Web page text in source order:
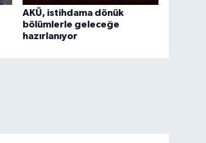
AKÜ, istihdama dönük
bölümlerle geleceğe
hazırlanıyor